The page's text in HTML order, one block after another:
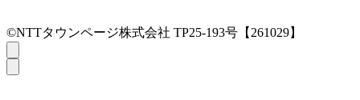
©NTTタウンページ株式会社 TP25-193号【261029】